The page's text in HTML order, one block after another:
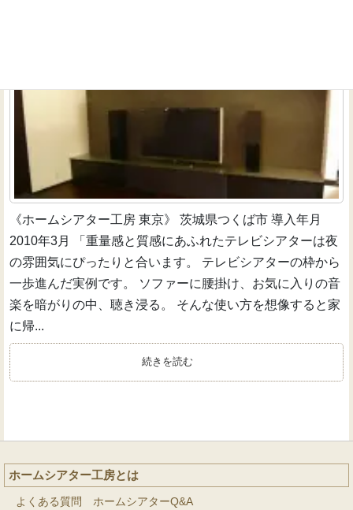
《ホームシアター工房 東京》 茨城県つくば市 導入年月
2010年3月 「重量感と質感にあふれたテレビシアターは夜
の雰囲気にぴったりと合います。 テレビシアターの枠から
一歩進んだ実例です。 ソファーに腰掛け、お気に入りの音
楽を暗がりの中、聴き浸る。 そんな使い方を想像すると家
に帰...
続きを読む
ホームシアター工房とは
よくある質問 ホームシアターQ&A